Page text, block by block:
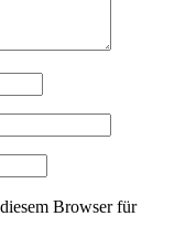
Browser für